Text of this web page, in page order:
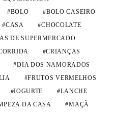
BOLO
BOLO CASEIRO
CASA
CHOCOLATE
DE SUPERMERCADO
CRIANÇAS
DIA DOS NAMORADOS
FRUTOS VERMELHOS
IOGURTE
LANCHE
DA CASA
MAÇÃ